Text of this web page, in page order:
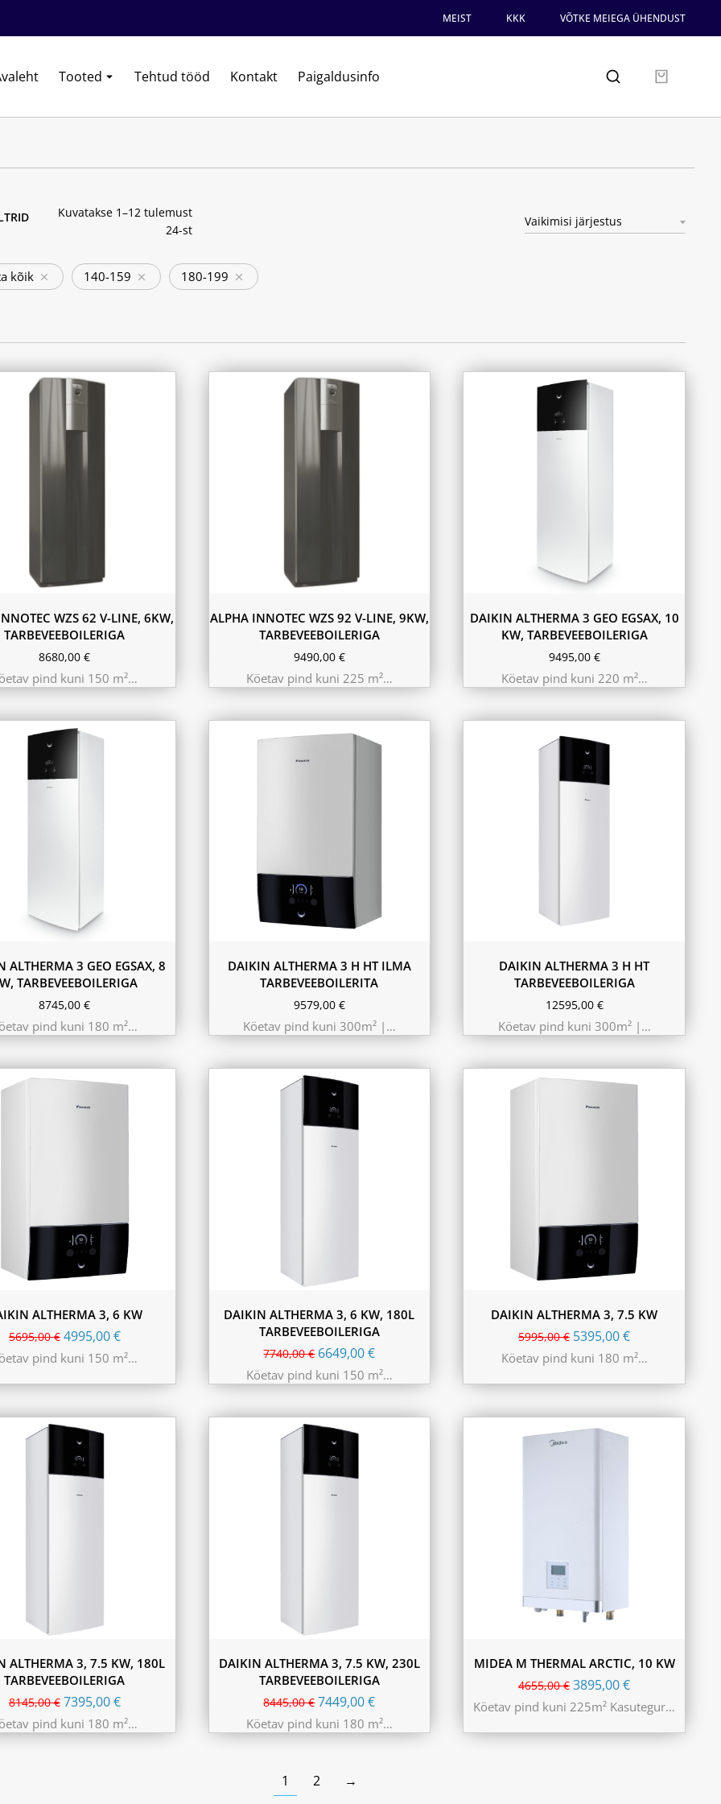
MEIST KKK VÕTKE MEIEGA ÜHENDUST
Tooted Tehtud tööd Kontakt Paigaldusinfo
Kuvatakse 1–12 tulemust
24-st
kõik 140-159 180-199
WZS 62 V-LINE, 6KW,
TARBEVEEBOILERIGA
8680,00€
pind kuni 150 m²…
ALPHA INNOTEC WZS 92 V-LINE, 9KW,
TARBEVEEBOILERIGA
9490,00 €
Köetav pind kuni 225 m²…
DAIKIN ALTHERMA 3 GEO EGSAX, 10
KW, TARBEVEEBOILERIGA
9495,00 €
Köetav pind kuni 220 m²…
ALTHERMA 3 GEO EGSAX, 8
TARBEVEEBOILERIGA
8745,00€
pind kuni 180 m²…
11.6 kW 300m²
10.44 kW 260m²
9.75 kW 220m²
DAIKIN ALTHERMA 3 H HT ILMA
TARBEVEEBOILERITA
9579,00 €
Köetav pind kuni 300m² |…
DAIKIN ALTHERMA 3 H HT
TARBEVEEBOILERIGA
12595,00 €
Köetav pind kuni 300m² |…
ALTHERMA 3, 6 KW
5695,00€ 4995,00€
pind kuni 150 m²…
DAIKIN ALTHERMA 3, 6 KW, 180L
TARBEVEEBOILERIGA
7740,00€ 6649,00€
Köetav pind kuni 150 m²…
DAIKIN ALTHERMA 3, 7.5 KW
5995,00€ 5395,00€
Köetav pind kuni 180 m²…
ALTHERMA 3, 7.5 KW, 180L
TARBEVEEBOILERIGA
8145,00€ 7395,00€
pind kuni 180 m²…
DAIKIN ALTHERMA 3, 7.5 KW, 230L
TARBEVEEBOILERIGA
8445,00€ 7449,00€
Köetav pind kuni 180 m²…
MIDEA M THERMAL ARCTIC, 10 KW
4655,00€ 3895,00€
Köetav pind kuni 225m² Kasutegur…
1 2 →